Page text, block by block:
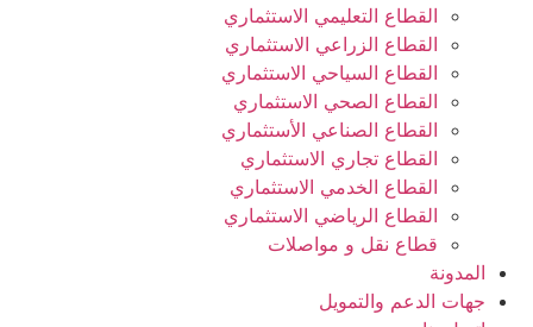
القطاع التعليمي الاستثماري
القطاع الزراعي الاستثماري
القطاع السياحي الاستثماري
القطاع الصحي الاستثماري
القطاع الصناعي الأستثماري
القطاع تجاري الاستثماري
القطاع الخدمي الاستثماري
القطاع الرياضي الاستثماري
قطاع نقل و مواصلات
المدونة
جهات الدعم والتمويل